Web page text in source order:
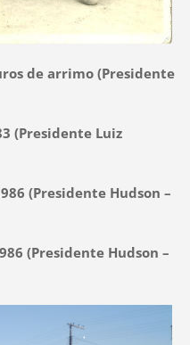
de arrimo (Presidente
(Presidente Luiz
(Presidente Hudson –
(Presidente Hudson –